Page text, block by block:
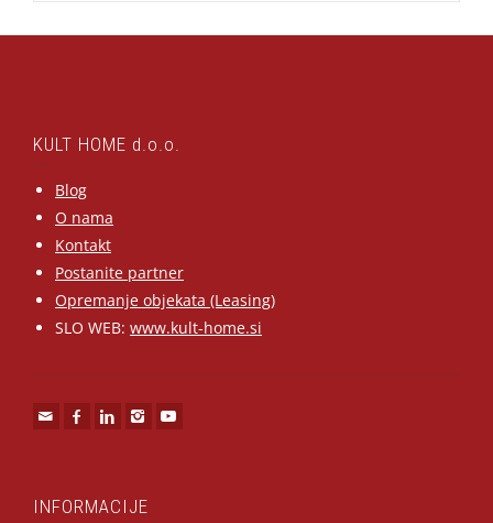
KULT HOME d.o.o.
Blog
O nama
Kontakt
Postanite partner
Opremanje objekata (Leasing)
SLO WEB: www.kult-home.si
INFORMACIJE